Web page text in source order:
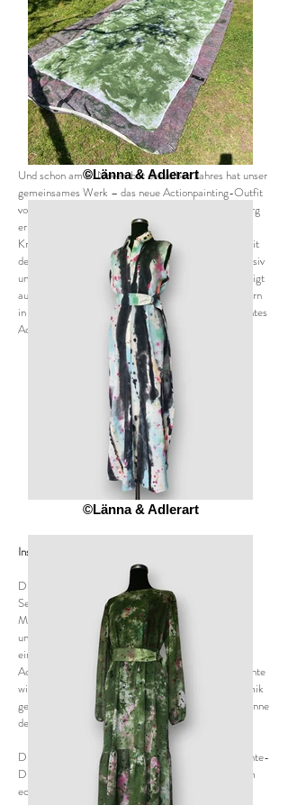
Und schon am 8. November desselben Jahres hat unser
gemeinsames Werk – das neue Actionpainting-Outfit
von LÄNNA & mir – die FASHIONWEEK Nürnberg
erneut im Sturm erobert. In einer Symbiose aus
Kreativität und Handwerkskunst präsentierten wir mit
dem
ein Ensemble, das zugleich expressiv
und tragbar ist: ein Rock und eine Jeansjacke, gefertigt
aus grauem Denim, überzogen mit lebhaften Spritzern
in Rot, Braun, Schwarz, Rosé und Hellblau – ein echtes
Actionpainting auf Stoff.
Inspiration & Design
Die Idee zur tragbaren Kunst entstand aus der
Sehnsucht nach spontaner, roher Energie – dem
Moment, in dem Farbe und Bewegung sich
unvorhersehbar treffen. Die jeweiligen Stoffe bilden
eine ruhige, robuste Leinwand, auf der die
Actionpainting-Spritzer wie explodierende Farbakzente
wirken. Jeder Tropfen wurde mit freigeistiger Dynamik
gesetzt, ohne ein vorgefertigtes Muster – ganz im Sinne
der Actionpainting-Technik.
Die Farbpalette erzählt jeweils ihre eigene Geschichte-
Dieses Zusammenspiel macht jedes Outfit zu einem
echten Kunststück – nicht nur ein Kleidungsstück,
©Länna & Adlerart
©Länna & Adlerart